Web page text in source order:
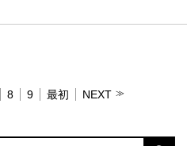
8 9 最初 NEXT